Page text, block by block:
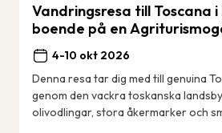
Vandringsresa till Toscana
boende på en
4-10 okt 2026
Denna resa tar dig med till genuina
genom den vackra toskanska
olivodlingar, stora åkermarker och